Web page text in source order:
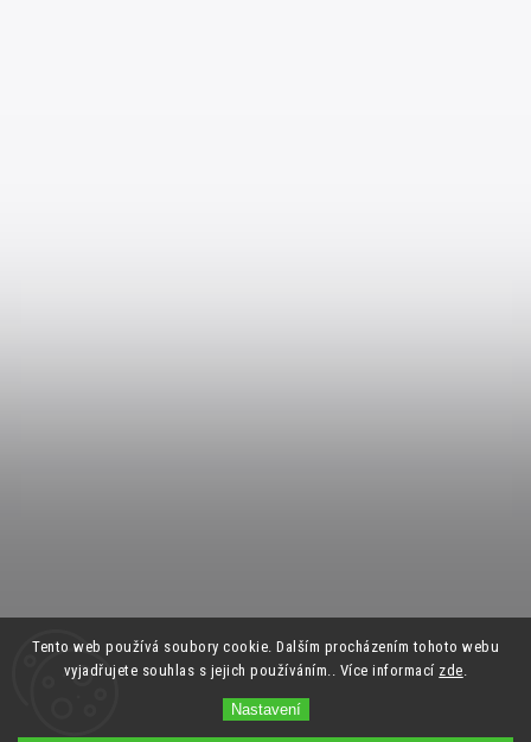
Tento web používá soubory cookie. Dalším procházením tohoto webu
vyjadřujete souhlas s jejich používáním.. Více informací zde.
Nastavení